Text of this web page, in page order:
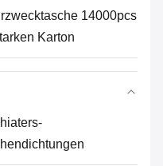
14000pcs
Karton